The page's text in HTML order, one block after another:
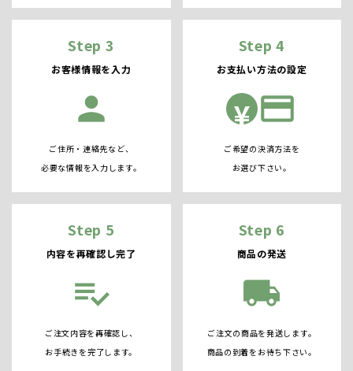
Step 3
お客様情報を入力
person
ご住所・連絡先など、
必要な情報を入力します。
Step 4
お支払い方法の設定
¥ credit_card
ご希望の決済方法を
お選び下さい。
Step 5
内容を再確認し完了
playlist_add_check
ご注文内容を再確認し、
お手続きを完了します。
Step 6
商品の発送
local_shipping
ご注文の商品を発送します。
商品の到着をお待ち下さい。